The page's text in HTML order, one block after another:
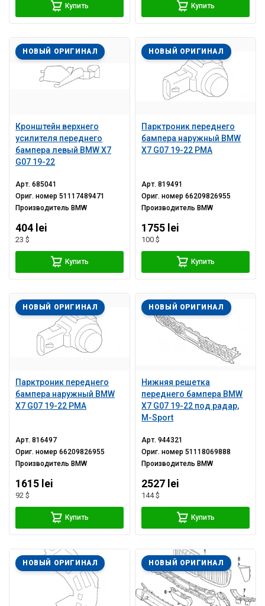
Купить Купить
Кронштейн верхнего
усилителя переднего
бампера левый BMW X7
G07 19-22
НОВЫЙ ОРИГИНАЛ
Арт.685041
Ориг. номер51117489471
Производитель BMW
404 lei
23 $
Купить
Парктроник переднего
бампера наружный BMW
X7 G07 19-22 PMA
НОВЫЙ ОРИГИНАЛ
Арт.819491
Ориг. номер66209826955
Производитель BMW
1755 lei
100 $
Купить
Парктроник переднего
бампера наружный BMW
X7 G07 19-22 PMA
НОВЫЙ ОРИГИНАЛ
Арт.816497
Ориг. номер66209826955
Производитель BMW
1615 lei
92 $
Купить
Нижняя решетка
переднего бампера BMW
X7 G07 19-22 под радар,
M-Sport
НОВЫЙ ОРИГИНАЛ
Арт.944321
Ориг. номер51118069888
Производитель BMW
2527 lei
144 $
Купить
НОВЫЙ ОРИГИНАЛ НОВЫЙ ОРИГИНАЛ